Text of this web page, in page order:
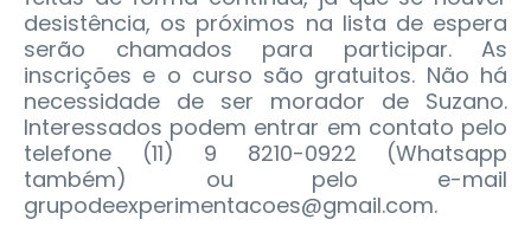
desistência, os próximos na lista de espera
serão chamados para participar. As
inscrições e o curso são gratuitos. Não há
necessidade de ser morador de Suzano.
Interessados podem entrar em contato pelo
telefone (11) 9 8210-0922 (Whatsapp
também) ou pelo e-mail
grupodeexperimentacoes@gmail.com.